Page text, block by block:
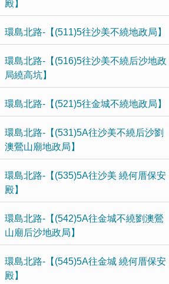
殿】
環島北路-【(511)5往沙美不繞地政局】
環島北路-【(516)5往沙美不繞后沙地政
局繞高坑】
環島北路-【(521)5往金城不繞地政局】
環島北路-【(531)5A往沙美不繞后沙劉
澳鶯山廟地政局】
環島北路-【(535)5A往沙美 繞何厝保安
殿】
環島北路-【(542)5A往金城不繞劉澳鶯
山廟后沙地政局】
環島北路-【(545)5A往金城 繞何厝保安
殿】